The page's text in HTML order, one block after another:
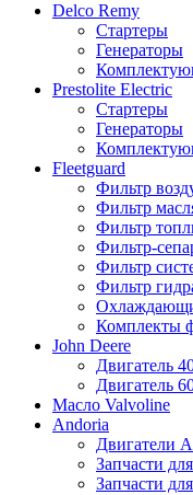
Delco Remy
Стартеры
Генераторы
Prestolite Electric
Стартеры
Генераторы
Fleetguard
Фильтр
Фильтр
Фильтр
Фильтр-
Фильтр
Фильтр
Комплекты
John Deere
Двигатель
Двигатель
Масло Valvoline
Andoria
Двигатели
Запчасти
Запчасти